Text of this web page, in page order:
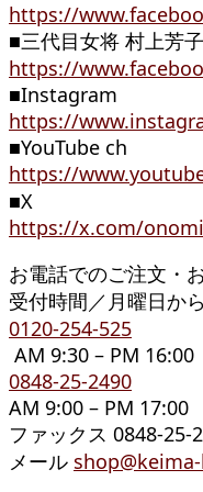
https://
■三代目女将 村上芳
https://
■Instagram
https://
■YouTube ch
https://
■X
https://x.com/
お電話でのご注文・
受付時間／月曜日か
0120-254-525
AM 9:30 – PM 16:00
0848-25-2490
AM 9:00 – PM 17:00
ファックス 0848-25-
メール